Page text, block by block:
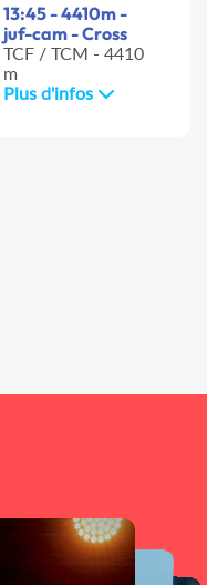
13:45 - 4410m -
juf-cam - Cross
TCF / TCM - 4410
m
Plus d'infos